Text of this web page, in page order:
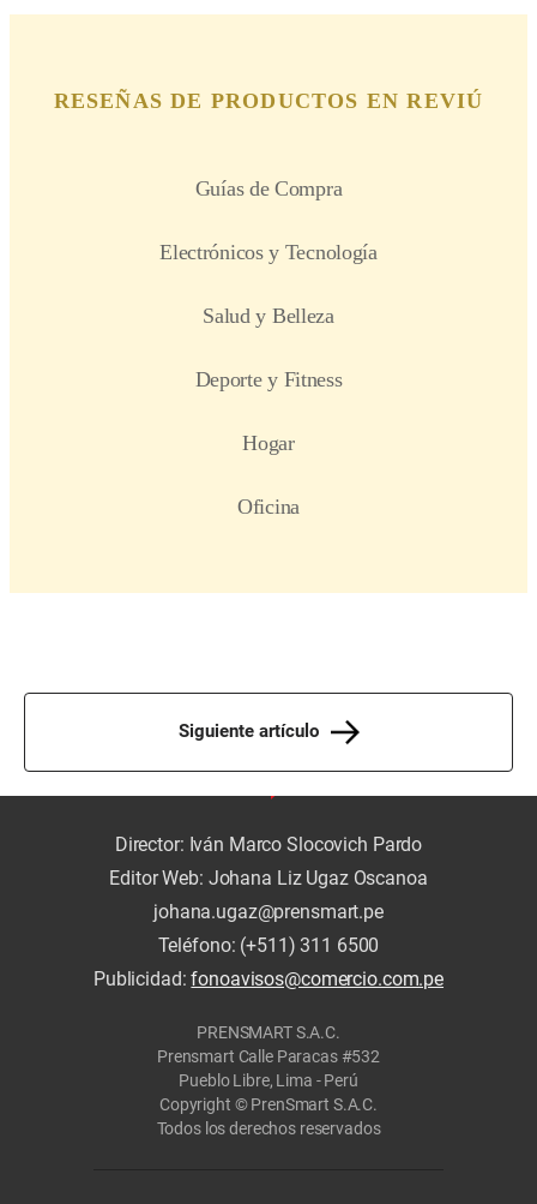
Siguiente artículo
Director: Iván Marco Slocovich Pardo
Editor Web: Johana Liz Ugaz Oscanoa
johana.ugaz@prensmart.pe
Teléfono: (+511) 311 6500
Publicidad:fonoavisos@comercio.com.pe
PRENSMART S.A.C.
Prensmart Calle Paracas #532
Pueblo Libre, Lima - Perú
Copyright © PrenSmart S.A.C.
Todos los derechos reservados